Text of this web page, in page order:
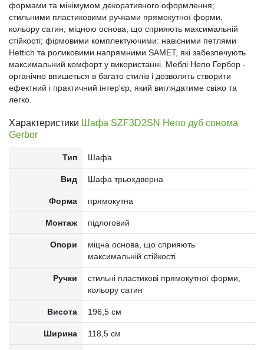
формами та мінімумом декоративного оформлення;
стильними пластиковими ручками прямокутної форми,
кольору сатин; міцною основа, що сприяють максимальній
стійкості; фірмовими комплектуючими: навісними петлями
Hettich та роликовими напрямними SAMET, які забезпечують
максимальний комфорт у використанні. Меблі Непо Гербор -
органічно впишеться в багато стилів і дозволять створити
ефектний і практичний інтер'єр, який виглядатиме свіжо та
легко.
Характеристики Шафа SZF3D2SN Непо дуб сонома
Gerbor
Тип Шафа
Вид Шафа трьохдверна
Форма прямокутна
Монтаж підлоговий
Опори
міцна основа, що сприяють
максимальній стійкості
Ручки
стильні пластикові прямокутної форми,
кольору сатин
Висота 196,5 см
Ширина 118,5 см